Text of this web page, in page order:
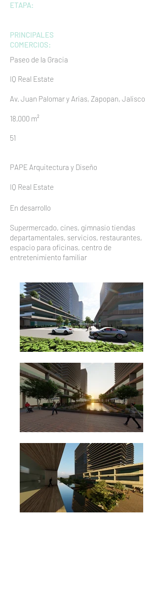
ETAPA:
PRINCIPALES
COMERCIOS:
Paseo de la Gracia
IQ Real Estate
Av. Juan Palomar y Arias, Zapopan, Jalisco
18,000 m²
51
PAPE Arquitectura y Diseño
IQ Real Estate
En desarrollo
Supermercado, cines, gimnasio tiendas
departamentales, servicios, restaurantes,
espacio para oficinas, centro de
entretenimiento familiar